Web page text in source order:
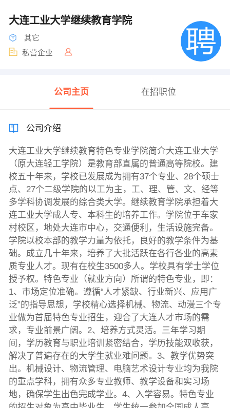
大连工业大学继续教育学院
其它
私营企业
公司主页 在招职位
公司介绍
大连工业大学继续教育特色专业学院简介大连工业大学
（原大连轻工学院）是教育部直属的普通高等院校。建
校五十年来，学校已发展成为拥有37个专业、28个硕士
点、27个二级学院的以工为主，工、理、管、文、经等
多学科协调发展的综合类大学。继续教育学院承担着大
连工业大学成人专、本科生的培养工作。学院位于车家
村校区，地处大连市中心，交通便利，生活设施完备。
学院以校本部的教学力量为依托，良好的教学条件为基
础。成立几十年来，培养了大批活跃在各行各业的高素
质专业人才。现有在校生3500多人。学校具有学士学位
授予权。特色专业（就业方向）所谓的特色专业，即：
1、市场定位准确。遵循“人才紧缺、行业新兴、应用广
泛”的指导思想，学校精心选择机械、物流、动漫三个专
业做为首届特色专业招生，迎合了大连人才市场的需
求，专业前景广阔。2、培养方式灵活。三年学习期
间，学历教育与职业培训紧密结合，学历技能双收获，
解决了普遍存在的大学生就业难问题。3、教学优势突
出。机械设计、物流管理、电脑艺术设计专业均为我院
的重点学科，拥有众多专业教师、教学设备和实习场
地，确保学生出色完成学业。4、入学容易。特色专业